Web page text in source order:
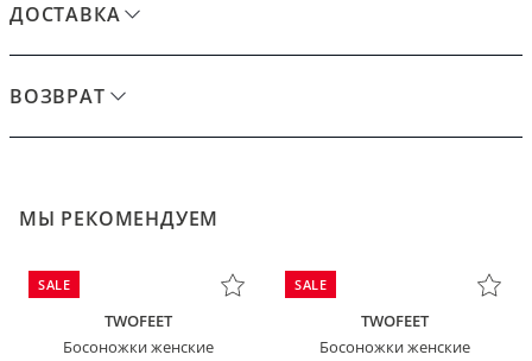
ДОСТАВКА
ВОЗВРАТ
МЫ РЕКОМЕНДУЕМ
SALE
TWOFEET
Босоножки женские
SALE
TWOFEET
Босоножки женские